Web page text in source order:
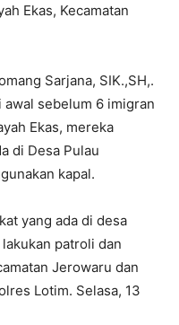
Ekas, Kecamatan
Sarjana, SIK.,SH,.
awal sebelum 6 imigran
Ekas, mereka
di Desa Pulau
kapal.
yang ada di desa
patroli dan
Jerowaru dan
Lotim. Selasa, 13